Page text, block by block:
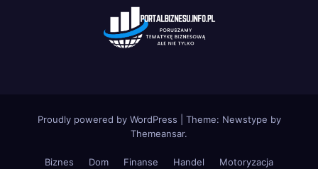
Proudly powered by WordPress Theme: Newstype by
Themeansar.
Biznes Dom Finanse Handel Motoryzacja